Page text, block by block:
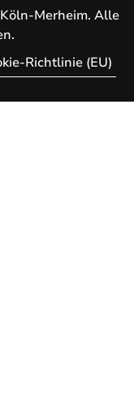
Merheim. Alle
Richtlinie (EU)